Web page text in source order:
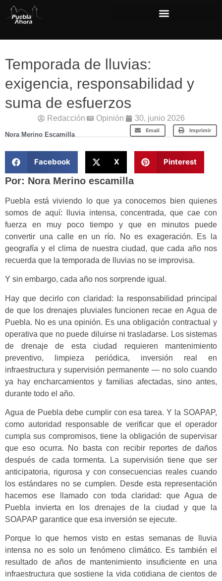
Temporada de lluvias:
exigencia, responsabilidad y
suma de esfuerzos
Redacción Opinión 30, junio 2026
Email Imprimir
Nora Merino Escamilla
Facebook X Pinterest
Por: Nora Merino escamilla
Puebla está viviendo lo que ya conocemos bien quienes
somos de aquí: lluvia intensa, concentrada, que cae con
fuerza en muy poco tiempo y que en minutos puede
convertir una calle en un río. No es exageración. Es la
geografía y el clima de nuestra ciudad, que cada año nos
recuerda que la temporada de lluvias no se improvisa.
Y sin embargo, cada año nos sorprende igual.
Hay que decirlo con claridad: la responsabilidad principal
de que los drenajes pluviales funcionen recae en Agua de
Puebla. No es una opinión. Es una obligación contractual y
operativa que no puede diluirse ni trasladarse. Los sistemas
de drenaje de esta ciudad requieren mantenimiento
preventivo, limpieza periódica, inversión real en
infraestructura y supervisión permanente — no solo cuando
ya hay encharcamientos y familias afectadas, sino antes,
durante todo el año.
Agua de Puebla debe cumplir con esa tarea. Y la SOAPAP,
como autoridad responsable de verificar que el operador
cumpla sus compromisos, tiene la obligación de supervisar
que eso ocurra. No basta con recibir reportes de daños
después de cada tormenta. La supervisión tiene que ser
anticipatoria, rigurosa y con consecuencias reales cuando
los estándares no se cumplen. Desde esta representación
hacemos ese llamado con toda claridad: que Agua de
Puebla invierta en los drenajes de la ciudad y que la
SOAPAP garantice que esa inversión se ejecute.
Porque lo que hemos visto en estas semanas de lluvia
intensa no es solo un fenómeno climático. Es también el
resultado de años de mantenimiento insuficiente en una
infraestructura que sostiene la vida cotidiana de cientos de